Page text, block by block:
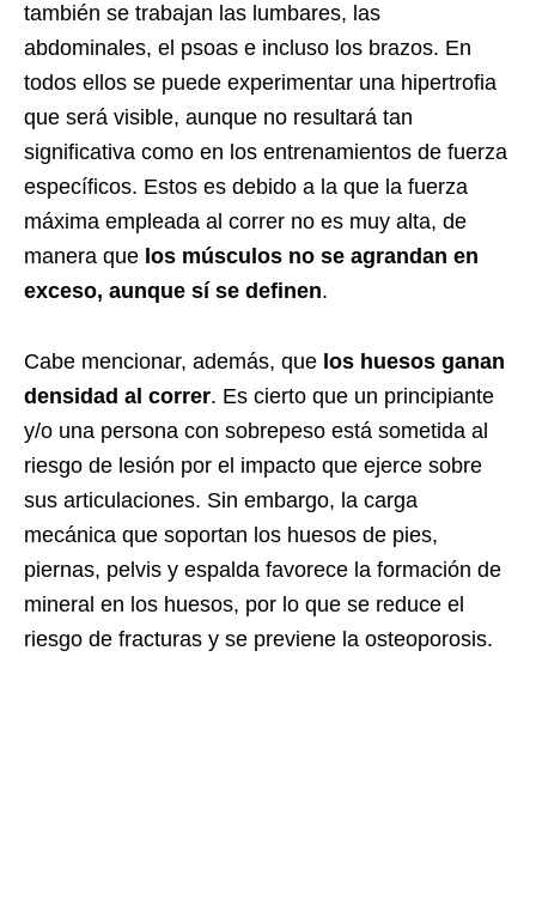
también se trabajan las lumbares, las
abdominales, el psoas e incluso los brazos. En
todos ellos se puede experimentar una hipertrofia
que será visible, aunque no resultará tan
significativa como en los entrenamientos de fuerza
específicos. Estos es debido a la que la fuerza
máxima empleada al correr no es muy alta, de
manera que los músculos no se agrandan en
exceso, aunque sí se definen.
Cabe mencionar, además, que los huesos ganan
densidad al correr. Es cierto que un principiante
y/o una persona con sobrepeso está sometida al
riesgo de lesión por el impacto que ejerce sobre
sus articulaciones. Sin embargo, la carga
mecánica que soportan los huesos de pies,
piernas, pelvis y espalda favorece la formación de
mineral en los huesos, por lo que se reduce el
riesgo de fracturas y se previene la osteoporosis.